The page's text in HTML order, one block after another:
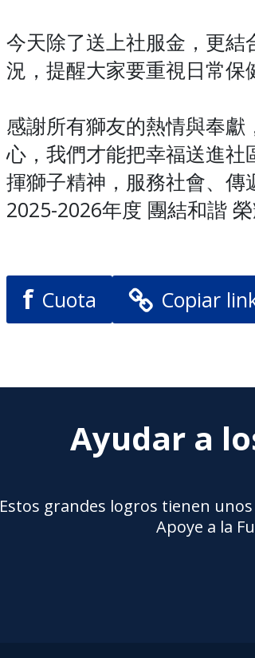
今天除了送上社服金，更
況，提醒大家要重視日常保
感謝所有獅友的熱情與奉
心，我們才能把幸福送進
揮獅子精神，服務社會、傳
2025-2026年度 團結和諧
f Cuota Copiar
Ayudar a
Estos grandes logros tienen
Apoye a la